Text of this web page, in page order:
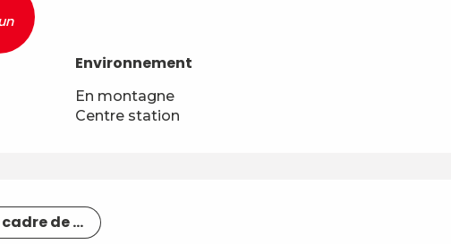
Environnement
Environnement
En montagne
Centre station
de ...